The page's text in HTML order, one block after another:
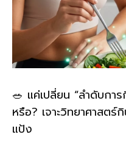
🥗 แค่เปลี่ยน “ลำดับกา
หรือ? เจาะวิทยาศาสต
แป้ง